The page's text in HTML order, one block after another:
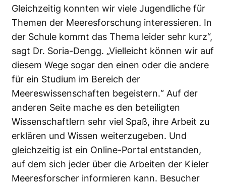
Gleichzeitig konnten wir viele Jugendliche für
Themen der Meeresforschung interessieren. In
der Schule kommt das Thema leider sehr kurz“,
sagt Dr. Soria-Dengg. „Vielleicht können wir auf
diesem Wege sogar den einen oder die andere
für ein Studium im Bereich der
Meereswissenschaften begeistern.“ Auf der
anderen Seite mache es den beteiligten
Wissenschaftlern sehr viel Spaß, ihre Arbeit zu
erklären und Wissen weiterzugeben. Und
gleichzeitig ist ein Online-Portal entstanden,
auf dem sich jeder über die Arbeiten der Kieler
Meeresforscher informieren kann. Besucher